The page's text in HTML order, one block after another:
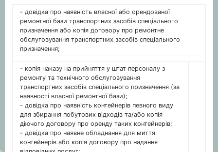
- довідка про наявність власної або орендованої
ремонтної бази транспортних засобів спеціального
призначення або копія договору про ремонтне
обслуговування транспортних засобів спеціального
призначення;
- копія наказу на прийняття у штат персоналу з
ремонту та технічного обслуговування
транспортних засобів спеціального призначення (за
наявності власної ремонтної бази);
- довідка про наявність контейнерів певного виду
для збирання побутових відходів та/або копія
діючого договору про оренду таких контейнерів;
- довідка про наявне обладнання для миття
контейнерів або копія договору про надання